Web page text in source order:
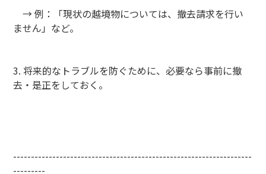
→ 例：「現状の越境物については、撤去請求を行い
ません」など。
3. 将来的なトラブルを防ぐために、必要なら事前に撤
去・是正をしておく。
-------------------------------------------------------------------
---------